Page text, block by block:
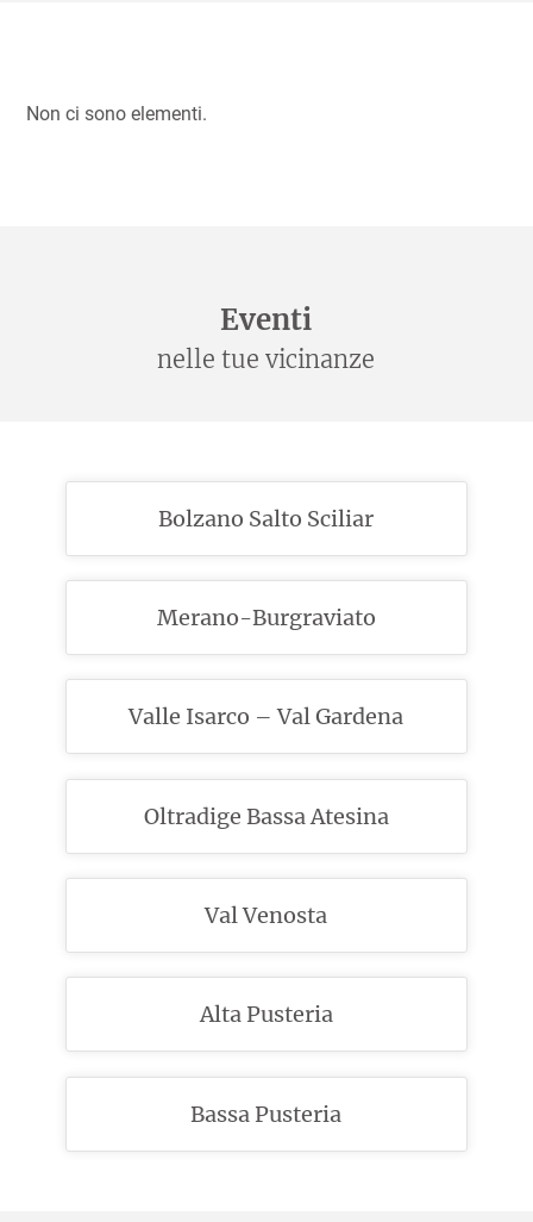
Non ci sono elementi.
Eventi
nelle tue vicinanze
Bolzano Salto Sciliar
Merano-Burgraviato
Valle Isarco – Val Gardena
Oltradige Bassa Atesina
Val Venosta
Alta Pusteria
Bassa Pusteria